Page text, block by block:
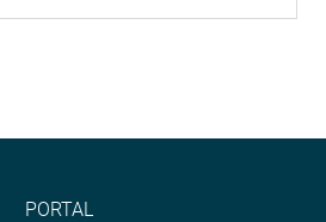
PORTAL